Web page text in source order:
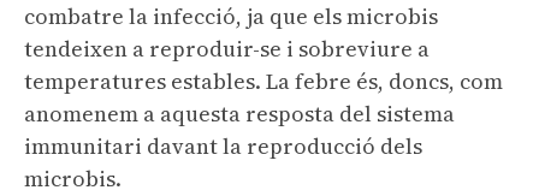
combatre la infecció, ja que els microbis
tendeixen a reproduir-se i sobreviure a
temperatures estables. La febre és, doncs, com
anomenem a aquesta resposta del sistema
immunitari davant la reproducció dels
microbis.